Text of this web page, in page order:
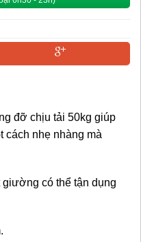
đỡ chịu tải 50kg giúp
cách nhẹ nhàng mà
có thể tận dụng